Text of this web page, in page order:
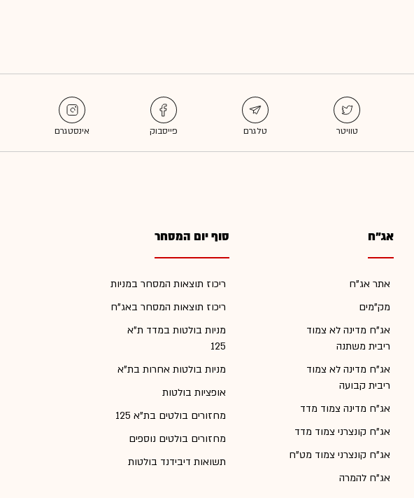
אג"ח
אתר אג"ח
מק"מים
אג"ח מדינה לא צמוד
ריבית משתנה
אג"ח מדינה לא צמוד
ריבית קבועה
אג"ח מדינה צמוד מדד
אג"ח קונצרני צמוד מדד
אג"ח קונצרני צמוד מט"ח
אג"ח להמרה
סוף יום המסחר
ריכוז תוצאות המסחר במניות
ריכוז תוצאות המסחר באג"ח
מניות בולטות במדד ת"א
125
מניות בולטות אחרות בת"א
אופציות בולטות
מחזורים בולטים בת"א 125
מחזורים בולטים נוספים
תשואות דיבידנד בולטות